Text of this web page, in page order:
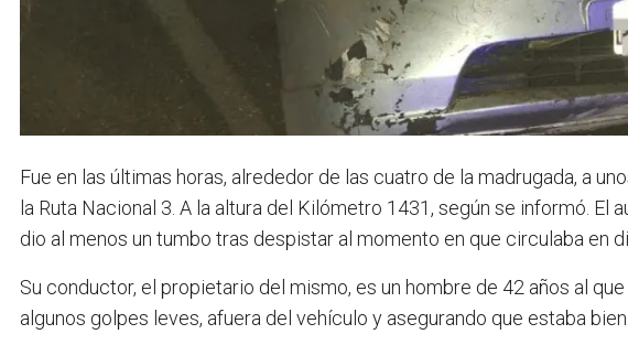
Fue en las últimas horas, alrededor de las cuatro de la madrugada, a
la Ruta Nacional 3. A la altura del Kilómetro 1431, según se informó. El
dio al menos un tumbo tras despistar al momento en que circulaba en
Su conductor, el propietario del mismo, es un hombre de 42 años al
algunos golpes leves, afuera del vehículo y asegurando que estaba bien.